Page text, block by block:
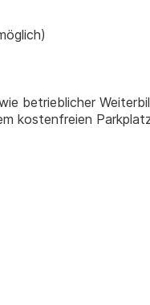
betrieblicher
kostenfreien